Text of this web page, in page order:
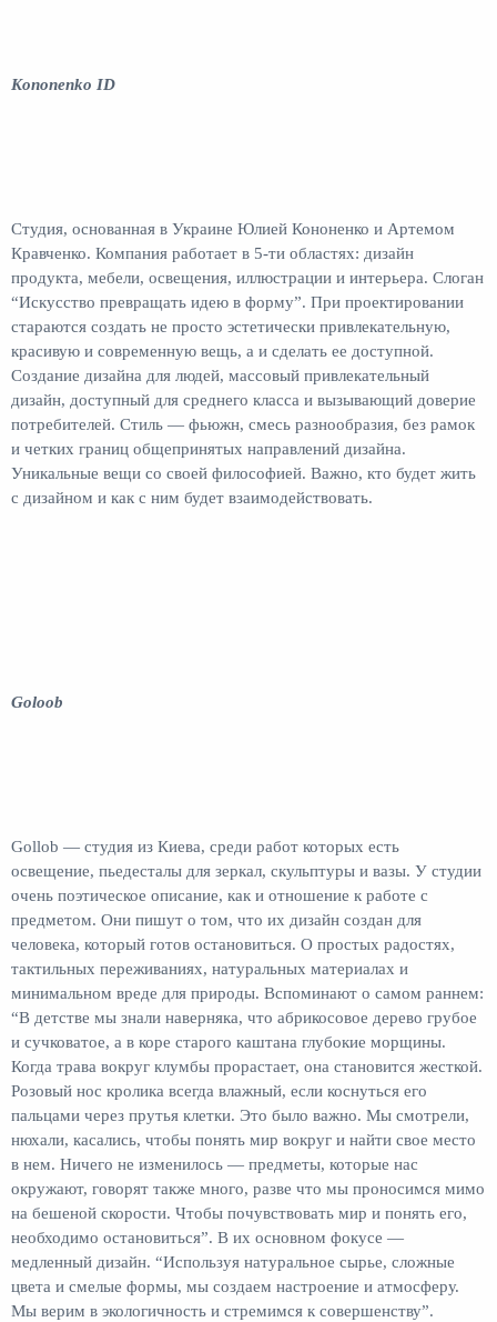
Kononenko ID
Студия, основанная в Украине Юлией Кононенко и Артемом
Кравченко. Компания работает в 5-ти областях: дизайн
продукта, мебели, освещения, иллюстрации и интерьера. Слоган
“Искусство превращать идею в форму”. При проектировании
стараются создать не просто эстетически привлекательную,
красивую и современную вещь, а и сделать ее доступной.
Создание дизайна для людей, массовый привлекательный
дизайн, доступный для среднего класса и вызывающий доверие
потребителей. Стиль — фьюжн, смесь разнообразия, без рамок
и четких границ общепринятых направлений дизайна.
Уникальные вещи со своей философией. Важно, кто будет жить
с дизайном и как с ним будет взаимодействовать.
Goloob
Gollob — студия из Киева, среди работ которых есть
освещение, пьедесталы для зеркал, скульптуры и вазы. У студии
очень поэтическое описание, как и отношение к работе с
предметом. Они пишут о том, что их дизайн создан для
человека, который готов остановиться. О простых радостях,
тактильных переживаниях, натуральных материалах и
минимальном вреде для природы. Вспоминают о самом раннем:
“В детстве мы знали наверняка, что абрикосовое дерево грубое
и сучковатое, а в коре старого каштана глубокие морщины.
Когда трава вокруг клумбы прорастает, она становится жесткой.
Розовый нос кролика всегда влажный, если коснуться его
пальцами через прутья клетки. Это было важно. Мы смотрели,
нюхали, касались, чтобы понять мир вокруг и найти свое место
в нем. Ничего не изменилось — предметы, которые нас
окружают, говорят также много, разве что мы проносимся мимо
на бешеной скорости. Чтобы почувствовать мир и понять его,
необходимо остановиться”. В их основном фокусе —
медленный дизайн. “Используя натуральное сырье, сложные
цвета и смелые формы, мы создаем настроение и атмосферу.
Мы верим в экологичность и стремимся к совершенству”.